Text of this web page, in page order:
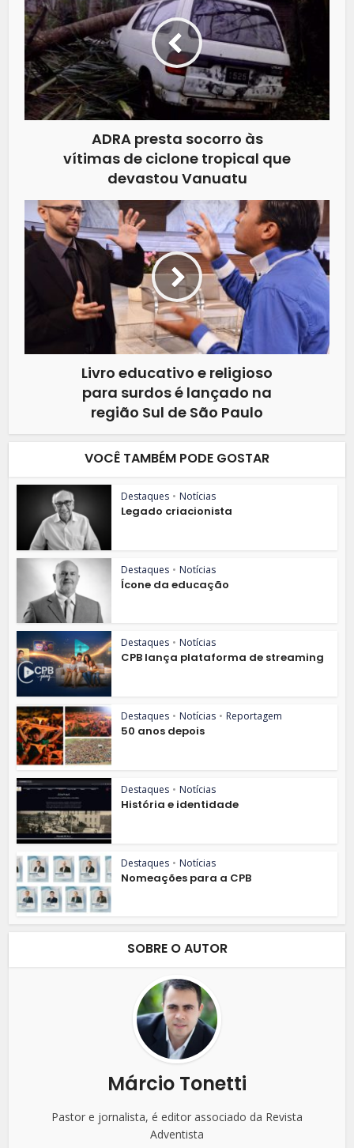
ADRA presta socorro às
vítimas de ciclone tropical que
devastou Vanuatu
Livro educativo e religioso
para surdos é lançado na
região Sul de São Paulo
VOCÊ TAMBÉM PODE GOSTAR
Destaques • Notícias
Legado criacionista
Destaques • Notícias
Ícone da educação
Destaques • Notícias
CPB lança plataforma de streaming
Destaques • Notícias • Reportagem
50 anos depois
Destaques • Notícias
História e identidade
Destaques • Notícias
Nomeações para a CPB
SOBRE O AUTOR
Márcio Tonetti
Pastor e jornalista, é editor associado da Revista
Adventista